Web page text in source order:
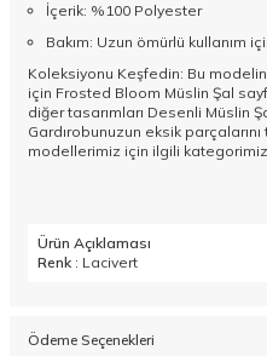
İçerik: %100 Polyester
Bakım: Uzun ömürlü kullanım
Koleksiyonu Keşfedin: Bu
için Frosted Bloom Müslin Şal
diğer tasarımları Desenli Müslin
Gardırobunuzun eksik
modellerimiz için ilgili
Ürün Açıklaması
Renk : Lacivert
Ödeme Seçenekleri